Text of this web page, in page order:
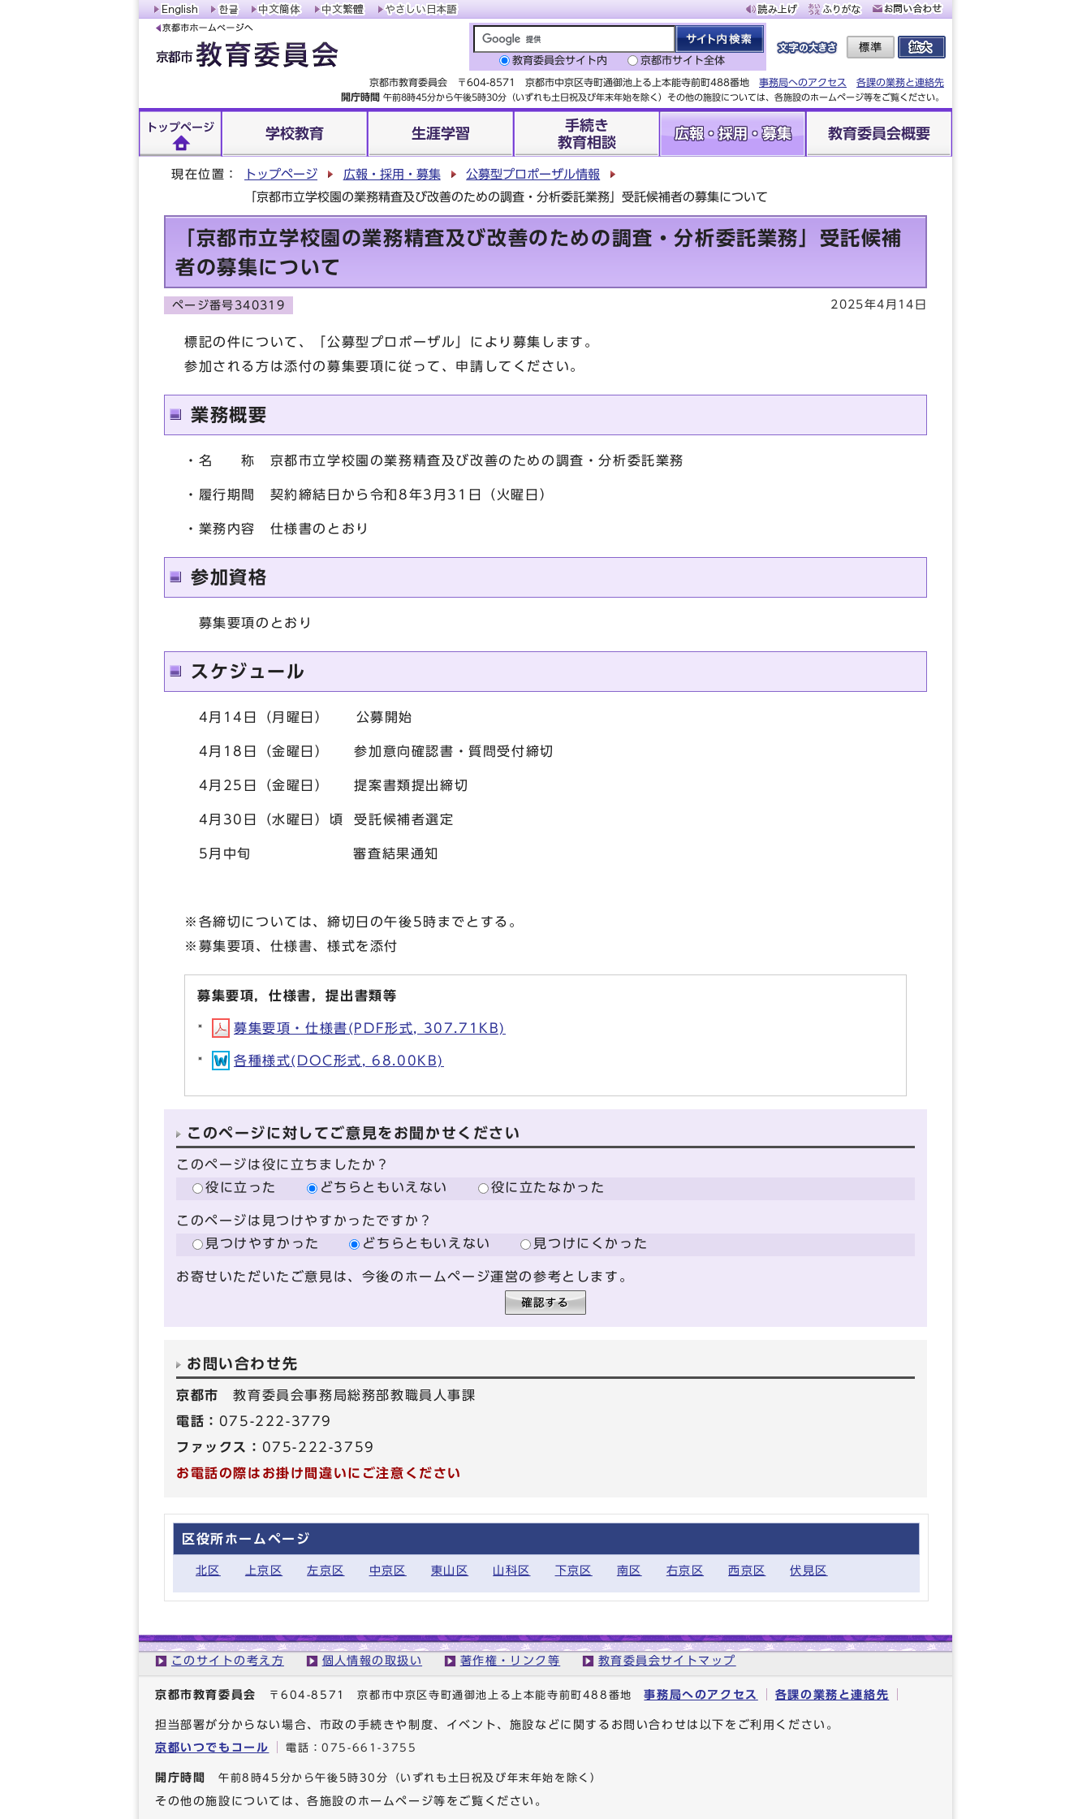
教育委員会サイト内 京都市サイト全体
京都市教育委員会 〒604-8571 京都市中京区寺町通御池上る上本能寺前町488番地 事務局へのアクセス
各課の業務と連絡先
開庁時間 午前8時45分から午後5時30分（いずれも土日祝及び年末年始を除く）その他の施設については、各施設のホームページ等をご覧ください。
トップページ 学校教育 生涯学習
手続き
教育相談
広報・採用・募集 教育委員会概要
現在位置： トップページ 広報・採用・募集
公募型プロポーザル情報
「京都市立学校園の業務精査及び改善のための調査・分析委託業務」受託候補者の募集について
「京都市立学校園の業務精査及び改善のための調査・分析委託業務」受託候補
者の募集について
ページ番号340319 2025年4月14日
標記の件について、「公募型プロポーザル」により募集します。
参加される方は添付の募集要項に従って、申請してください。
業務概要
・名 称 京都市立学校園の業務精査及び改善のための調査・分析委託業務
・履行期間 契約締結日から令和8年3月31日（火曜日）
・業務内容 仕様書のとおり
参加資格
募集要項のとおり
スケジュール
4月14日（月曜日） 公募開始
4月18日（金曜日） 参加意向確認書・質問受付締切
4月25日（金曜日） 提案書類提出締切
4月30日（水曜日）頃 受託候補者選定
5月中旬 審査結果通知
※各締切については、締切日の午後5時までとする。
※募集要項、仕様書、様式を添付
募集要項，仕様書，提出書類等
募集要項・仕様書(PDF形式, 307.71KB)
各種様式(DOC形式, 68.00KB)
このページに対してご意見をお聞かせください
このページは役に立ちましたか？
役に立った
どちらともいえない 役に立たなかった
このページは見つけやすかったですか？
見つけやすかった
どちらともいえない 見つけにくかった
お寄せいただいたご意見は、今後のホームページ運営の参考とします。
お問い合わせ先
京都市教育委員会事務局総務部教職員人事課
電話： 075-222-3779
ファックス： 075-222-3759
お電話の際はお掛け間違いにご注意ください
区役所ホームページ
北区 上京区 左京区 中京区 東山区 山科区 下京区 南区 右京区 西京区 伏見区
このサイトの考え方 個人情報の取扱い 著作権・リンク等 教育委員会サイトマップ
京都市教育委員会 〒604-8571 京都市中京区寺町通御池上る上本能寺前町488番地事務局へのアクセス 各課の業務と連絡先
担当部署が分からない場合、市政の手続きや制度、イベント、施設などに関するお問い合わせは以下をご利用ください。
京都いつでもコール
電話：075-661-3755
開庁時間 午前8時45分から午後5時30分 （いずれも土日祝及び年末年始を除く）
その他の施設については、各施設のホームページ等をご覧ください。